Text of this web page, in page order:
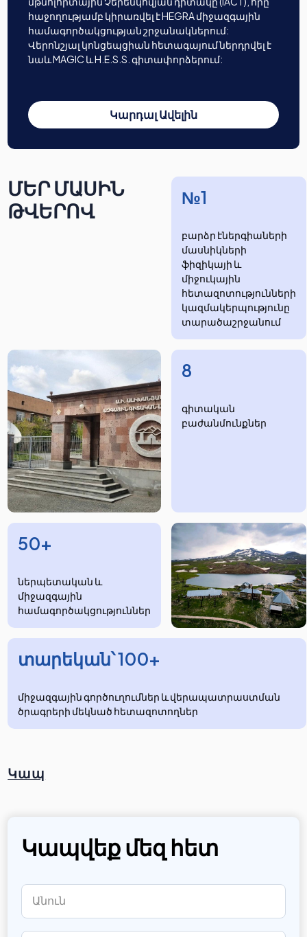
հաջողությամբ կիրառվել է HEGRA միջազգային
համագործակցության շրջանակներում:
Վերոնշյալ կոնցեպցիան հետագայում ներդրվել է
նաև MAGIC և H.E.S.S. գիտափորձերում:
Կարդալ Ավելին
ՄԵՐ ՄԱՍԻՆ
ԹՎԵՐՈՎ
№1
բարձր էներգիաների
մասնիկների
ֆիզիկայի և
միջուկային
հետազոտությունների
​​​​կազմակերպությունը
տարածաշրջանում
8
​​​գիտական
բաժանմունքներ
50+
ներպետական և
միջազգային
համագործակցություններ
տարեկան՝ 100+
միջազգային գործուղումներ և վերապատրաստման
ծրագրերի մեկնած հետազոտողներ
Կապ
Կապվեք մեզ հետ